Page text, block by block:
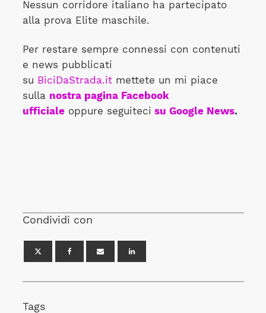
Nessun corridore italiano ha partecipato
alla prova Elite maschile.
Per restare sempre connessi con contenuti
e news pubblicati
su BiciDaStrada.itmettete un mi piace
sulla nostra pagina Facebook
ufficiale oppure seguiteci su Google News.
Condividi con
Tags